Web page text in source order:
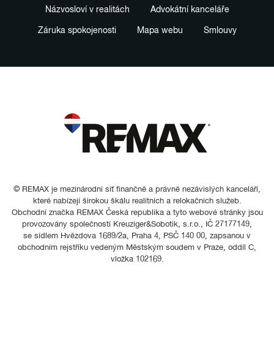
Názvosloví v realitách Advokátní kanceláře
Záruka spokojenosti Mapa webu Smlouvy
© REMAX je mezinárodní síť finančně a právně nezávislých kanceláří,
které nabízejí širokou škálu realitních a relokačních služeb.
Obchodní značka REMAX Česká republika a tyto webové stránky jsou
provozovány společností Kreuziger&Sobotik, s.r.o., IČ 27177149,
se sídlem Hvězdova 1689/2a, Praha 4, PSČ 140 00, zapsanou v
obchodním rejstříku vedeným Městským soudem v Praze, oddíl C,
vložka 102169.